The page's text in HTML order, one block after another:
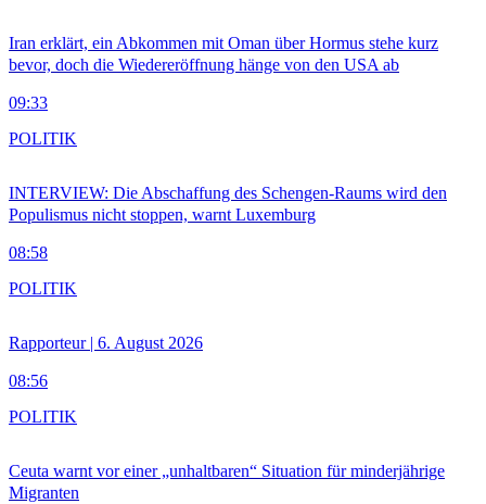
Iran erklärt, ein Abkommen mit Oman über Hormus stehe kurz
bevor, doch die Wiedereröffnung hänge von den USA ab
09:33
INTERVIEW: Die Abschaffung des Schengen-Raums wird den
Populismus nicht stoppen, warnt Luxemburg
08:58
POLITIK
Rapporteur | 6. August 2026
08:56
POLITIK
Ceuta warnt vor einer „unhaltbaren“ Situation für minderjährige
Migranten
POLITIK